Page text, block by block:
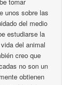
unos sobre las
del medio
estudiarse la
del animal
creo que
no son un
obtienen